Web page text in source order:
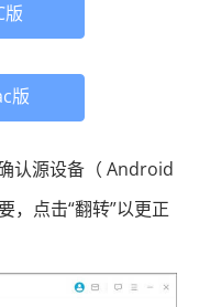
版
版
认源设备（ Android
，点击“翻转”以更正